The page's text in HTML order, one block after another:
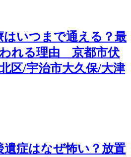
はいつまで通える？最
れる理由 京都市伏
区/宇治市大久保/大津
遺症はなぜ怖い？放置